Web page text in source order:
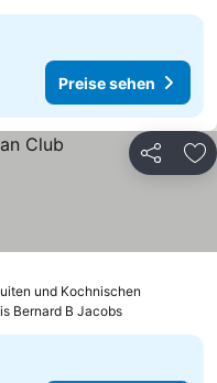
Preise sehen
Teilen
und Kochnischen
Bernard B Jacobs